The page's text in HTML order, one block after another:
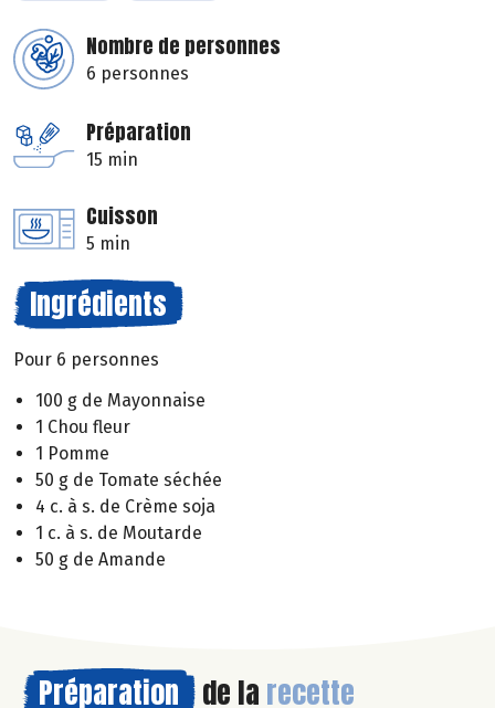
Nombre de personnes
6 personnes
Préparation
15 min
Cuisson
5 min
Ingrédients
Pour 6 personnes
100 g de Mayonnaise
1 Chou fleur
1 Pomme
50 g de Tomate séchée
4 c. à s. de Crème soja
1 c. à s. de Moutarde
50 g de Amande
Préparation de la recette